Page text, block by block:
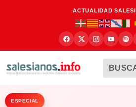
ACTUALIDAD
ESPECIAL